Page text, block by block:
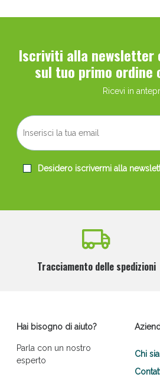
Iscriviti alla newsletter
sul tuo primo ordine
Ricevi in
Desidero iscrivermi alla
Tracciamento delle spedizioni
Hai bisogno di aiuto?
Parla con un nostro
esperto
Chi